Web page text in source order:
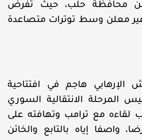
محافظة حلب، حيث تفرض
معلن وسط توترات متصاعدة
الإرهابي هاجم في افتتاحية
المرحلة الانتقالية السوري
لقاءه مع ترامب وتهافته على
واصفا إياه بالتابع والخائن